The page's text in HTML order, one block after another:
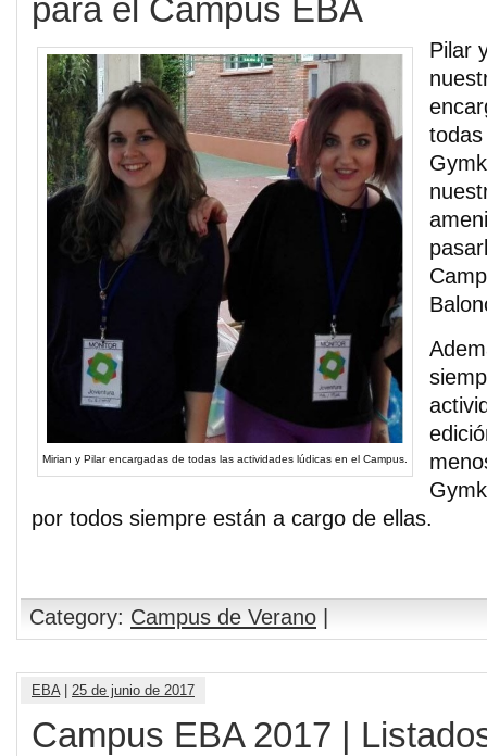
para el Campus EBA
Mirian y Pilar encargadas de todas las actividades lúdicas en el Campus.
Pilar
por todos siempre están a cargo de ellas.
Category: Campus de Verano
EBA| 25 de junio de 2017
Campus EBA 2017 |